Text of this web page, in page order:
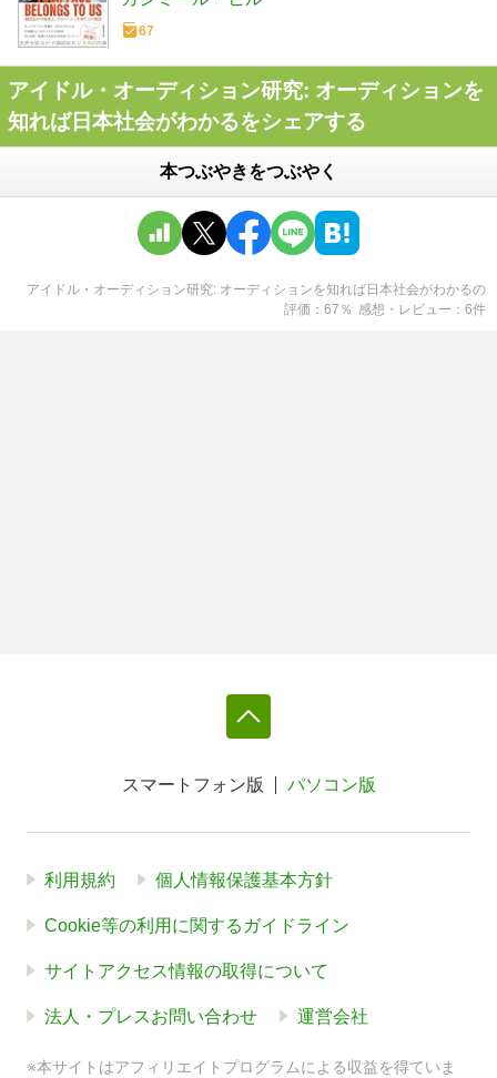
67
アイドル・オーディション研究: オーディションを
知れば日本社会がわかるをシェアする
本つぶやきをつぶやく
アイドル・オーディション研究: オーディションを知れば日本社会がわかるの
評価
67 ％ 感想・レビュー 6件
スマートフォン版 パソコン版
利用規約 個人情報保護基本方針
Cookie等の利用に関するガイドライン
サイトアクセス情報の取得について
法人・プレスお問い合わせ 運営会社
※本サイトはアフィリエイトプログラムによる収益を得ていま